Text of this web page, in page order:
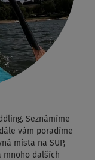
Seznámíme
vám poradíme
místa na SUP,
mnoho dalších